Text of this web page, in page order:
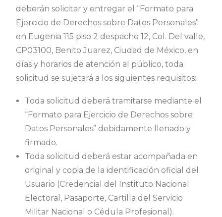
deberán solicitar y entregar el “Formato para
Ejercicio de Derechos sobre Datos Personales”
en Eugenia 115 piso 2 despacho 12, Col. Del valle,
CP03100, Benito Juarez, Ciudad de México, en
días y horarios de atención al público, toda
solicitud se sujetará a los siguientes requisitos:
Toda solicitud deberá tramitarse mediante el
“Formato para Ejercicio de Derechos sobre
Datos Personales” debidamente llenado y
firmado.
Toda solicitud deberá estar acompañada en
original y copia de la identificación oficial del
Usuario (Credencial del Instituto Nacional
Electoral, Pasaporte, Cartilla del Servicio
Militar Nacional o Cédula Profesional).